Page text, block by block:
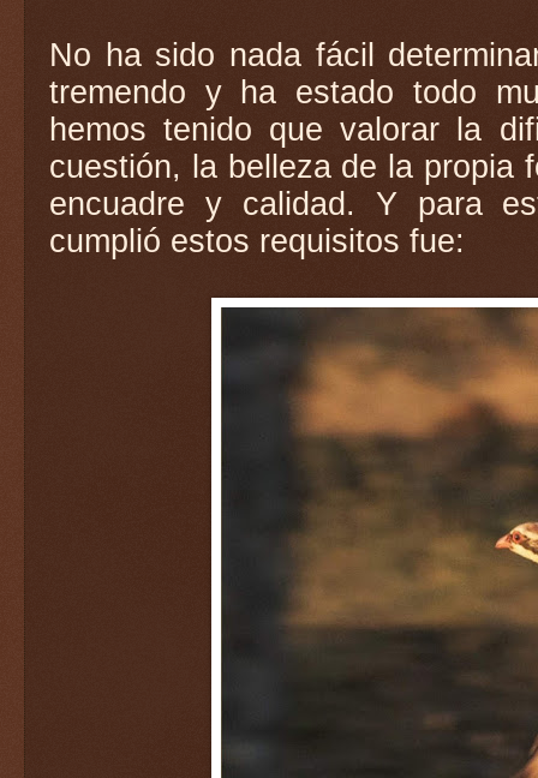
No ha sido nada fácil
tremendo y ha estado todo
hemos tenido que valorar la
cuestión, la belleza de la propia
encuadre y calidad. Y para
cumplió estos requisitos fue: